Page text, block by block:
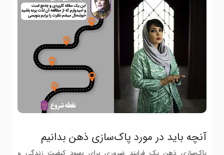
آنچه باید در مورد پاک‌سازی ذهن بدانیم